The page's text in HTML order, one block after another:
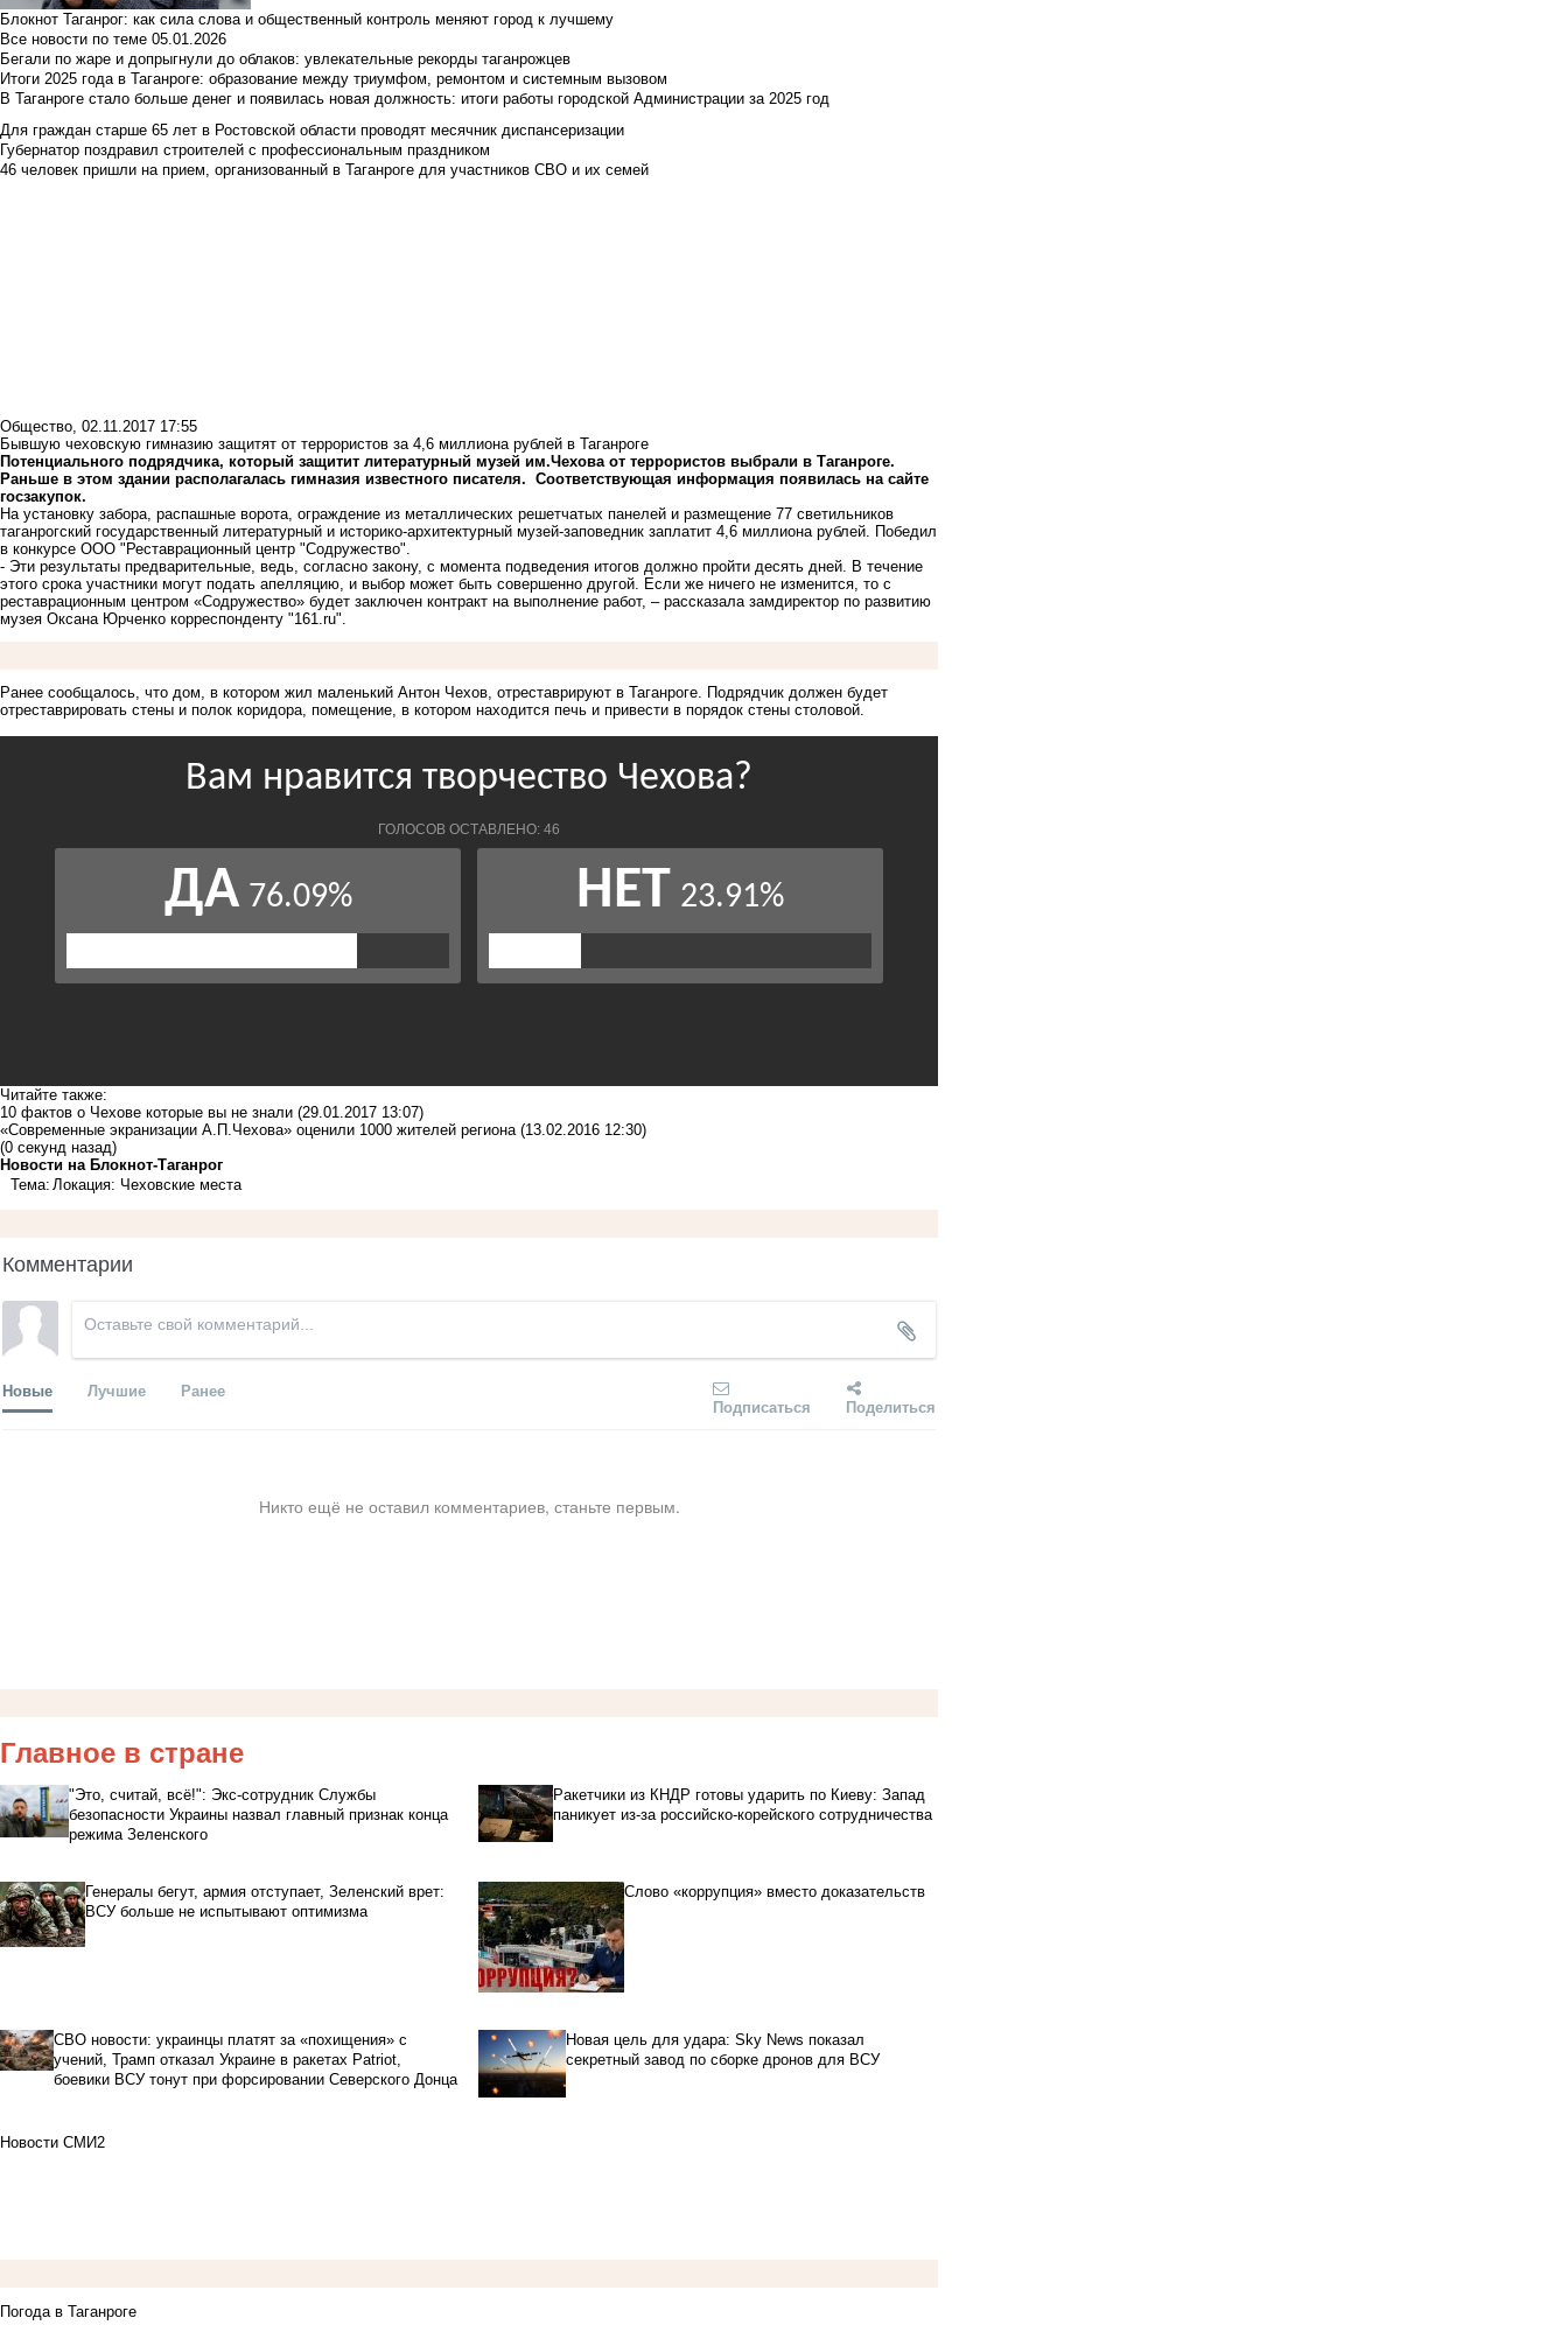
Блокнот Таганрог: как сила слова и общественный контроль меняют город к лучшему
Все новости по теме 05.01.2026
Бегали по жаре и допрыгнули до облаков: увлекательные рекорды таганрожцев
Итоги 2025 года в Таганроге: образование между триумфом, ремонтом и системным вызовом
В Таганроге стало больше денег и появилась новая должность: итоги работы городской Администрации за 2025 год
Для граждан старше 65 лет в Ростовской области проводят месячник диспансеризации
Губернатор поздравил строителей с профессиональным праздником
46 человек пришли на прием, организованный в Таганроге для участников СВО и их семей
Общество, 02.11.2017 17:55
Бывшую чеховскую гимназию защитят от террористов за 4,6 миллиона рублей в Таганроге
Потенциального подрядчика, который защитит литературный музей им.Чехова от террористов выбрали в Таганроге.
Раньше в этом здании располагалась гимназия известного писателя. Соответствующая информация появилась на сайте
госзакупок.
На установку забора, распашные ворота, ограждение из металлических решетчатых панелей и размещение 77 светильников
таганрогский государственный литературный и историко-архитектурный музей-заповедник заплатит 4,6 миллиона рублей. Победил
в конкурсе ООО "Реставрационный центр "Содружество".
- Эти результаты предварительные, ведь, согласно закону, с момента подведения итогов должно пройти десять дней. В течение
этого срока участники могут подать апелляцию, и выбор может быть совершенно другой. Если же ничего не изменится, то с
реставрационным центром «Содружество» будет заключен контракт на выполнение работ, – рассказала замдиректор по развитию
музея Оксана Юрченко корреспонденту "161.ru".
Ранее сообщалось, что дом, в котором жил маленький Антон Чехов, отреставрируют в Таганроге. Подрядчик должен будет
отреставрировать стены и полок коридора, помещение, в котором находится печь и привести в порядок стены столовой.
Читайте также:
10 фактов о Чехове которые вы не знали (29.01.2017 13:07)
«Современные экранизации А.П.Чехова» оценили 1000 жителей региона (13.02.2016 12:30)
(0 секунд назад)
Новости на Блoкнoт-Таганрог
Тема: Локация: Чеховские места
Комментарии
Новые Лучшие Ранее
Подписаться Поделиться
Никто ещё не оставил комментариев, станьте первым.
Главное в стране
"Это, считай, всё!": Экс-сотрудник Службы
безопасности Украины назвал главный признак конца
режима Зеленского
Ракетчики из КНДР готовы ударить по Киеву: Запад
паникует из-за российско-корейского сотрудничества
Генералы бегут, армия отступает, Зеленский врет:
ВСУ больше не испытывают оптимизма
Слово «коррупция» вместо доказательств
СВО новости: украинцы платят за «похищения» с
учений, Трамп отказал Украине в ракетах Patriot,
боевики ВСУ тонут при форсировании Северского Донца
Новая цель для удара: Sky News показал
секретный завод по сборке дронов для ВСУ
Новости СМИ2
Погода в Таганроге